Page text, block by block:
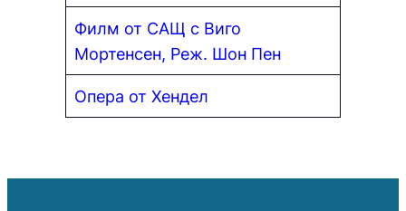
Филм от САЩ с Виго
Мортенсен, Реж. Шон Пен
Опера от Хендел